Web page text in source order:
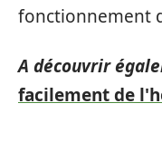
fonctionnement
A découvrir
facilement de